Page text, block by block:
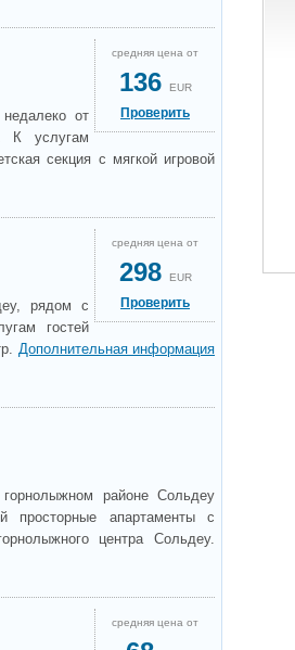
средняя цена от
136 EUR
Проверить
от
К услугам
секция с мягкой игровой
средняя цена от
298 EUR
Проверить
рядом с
гостей
Дополнительная информация
районе Сольдеу
апартаменты с
центра Сольдеу.
средняя цена от